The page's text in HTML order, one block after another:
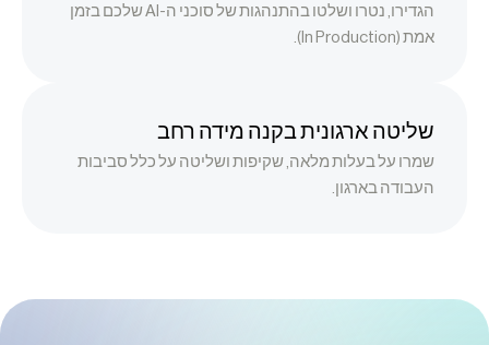
הגדירו, נטרו ושלטו בהתנהגות של סוכני ה-AI שלכם בזמן
אמת (In Production).
שליטה ארגונית בקנה מידה רחב
שמרו על בעלות מלאה, שקיפות ושליטה על כלל סביבות
העבודה בארגון.